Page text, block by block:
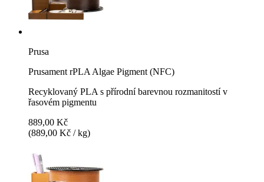
Prusa
Prusament rPLA Algae Pigment (NFC)
Recyklovaný PLA s přírodní barevnou rozmanitostí v
řasovém pigmentu
889,00 Kč
(889,00 Kč / kg)